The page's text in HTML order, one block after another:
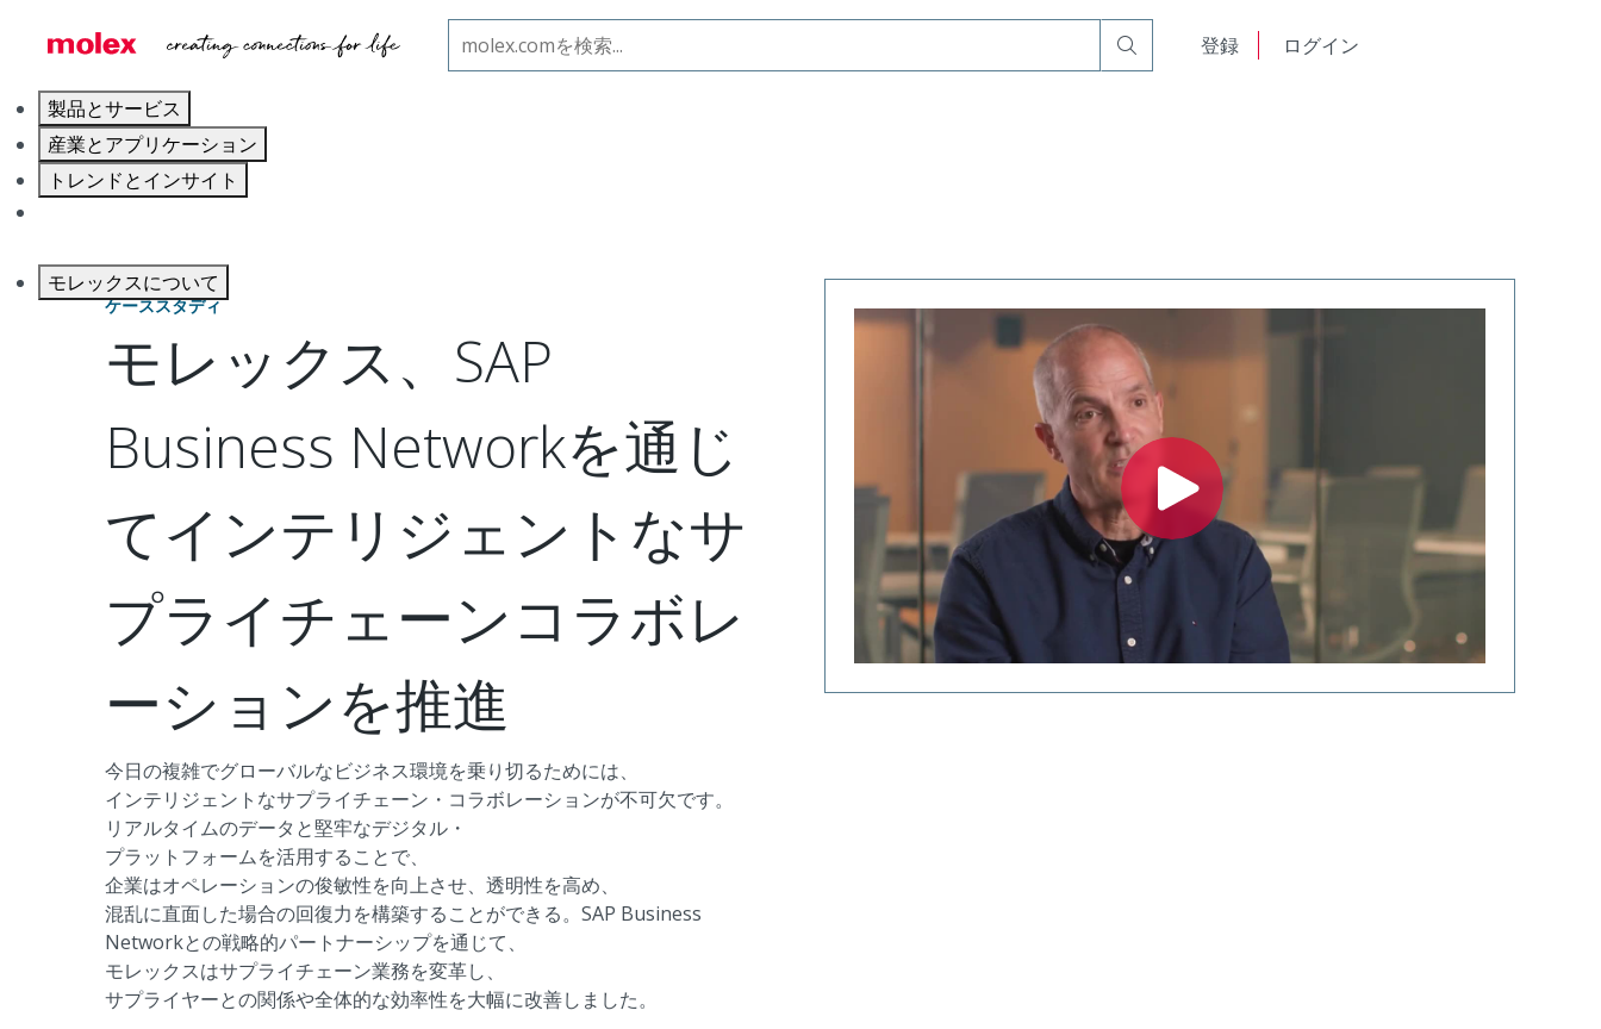
登録 ログイン
製品とサービス
産業とアプリケーション
トレンドとインサイト
モレックスについて
SAP
ケーススタディ
モレックス、SAP
Business Networkを通じ
てインテリジェントなサ
プライチェーンコラボレ
ーションを推進
今日の複雑でグローバルなビジネス環境を乗り切るためには、
インテリジェントなサプライチェーン・コラボレーションが不可欠です。
リアルタイムのデータと堅牢なデジタル・
プラットフォームを活用することで、
企業はオペレーションの俊敏性を向上させ、透明性を高め、
混乱に直面した場合の回復力を構築することができる。SAP Business
Networkとの戦略的パートナーシップを通じて、
モレックスはサプライチェーン業務を変革し、
サプライヤーとの関係や全体的な効率性を大幅に改善しました。